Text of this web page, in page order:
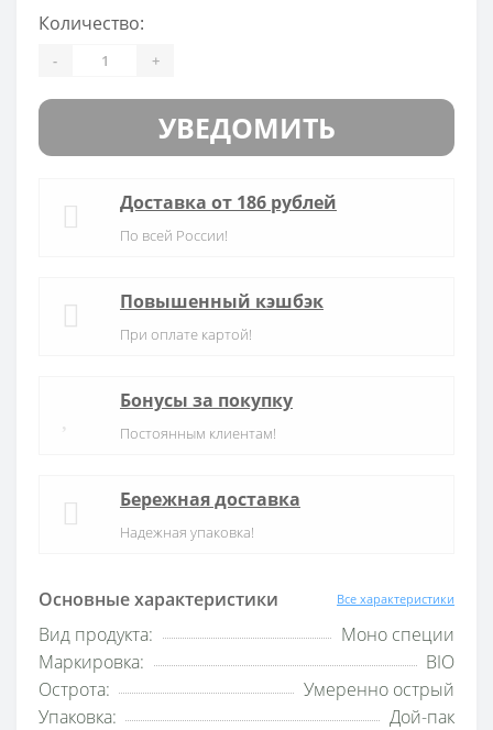
Основные характеристики Все характеристики
Вид продукта:
Моно специи
Маркировка:
BIO
Острота:
Умеренно острый
Упаковка:
Дой-пак
Количество:
- +
УВЕДОМИТЬ
Доставка от 186 рублей
По всей России!
Повышенный кэшбэк
При оплате картой!
Бонусы за покупку
Постоянным клиентам!
Бережная доставка
Надежная упаковка!